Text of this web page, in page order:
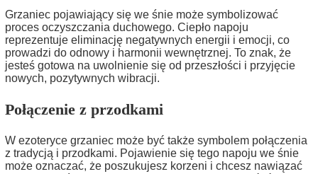
Grzaniec pojawiający się we śnie może symbolizować
proces oczyszczania duchowego. Ciepło napoju
reprezentuje eliminację negatywnych energii i emocji, co
prowadzi do odnowy i harmonii wewnętrznej. To znak, że
jesteś gotowa na uwolnienie się od przeszłości i przyjęcie
nowych, pozytywnych wibracji.
Połączenie z przodkami
W ezoteryce grzaniec może być także symbolem połączenia
z tradycją i przodkami. Pojawienie się tego napoju we śnie
może oznaczać, że poszukujesz korzeni i chcesz nawiązać